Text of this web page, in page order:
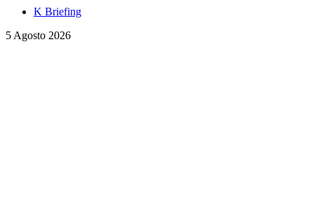
K Briefing
5 Agosto 2026